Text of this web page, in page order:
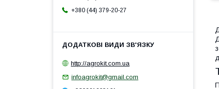
+380 (44) 379-20-27
http://agrokit.com.ua
infoagrokit@gmail.com